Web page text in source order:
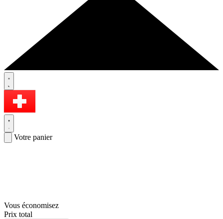
Votre panier
Vous économisez
Prix total